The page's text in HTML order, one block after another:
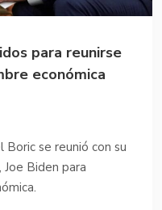
para reunirse
económica
Boric se reunió con su
Biden para